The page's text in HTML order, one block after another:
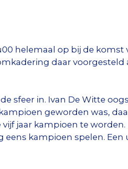
helemaal op bij de komst
daar voorgesteld
sfeer in. Ivan De Witte
geworden was,
jaar kampioen te
kampioen spelen. Een